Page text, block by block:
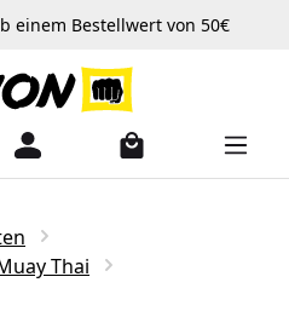
einem Bestellwert von 50€
Thai